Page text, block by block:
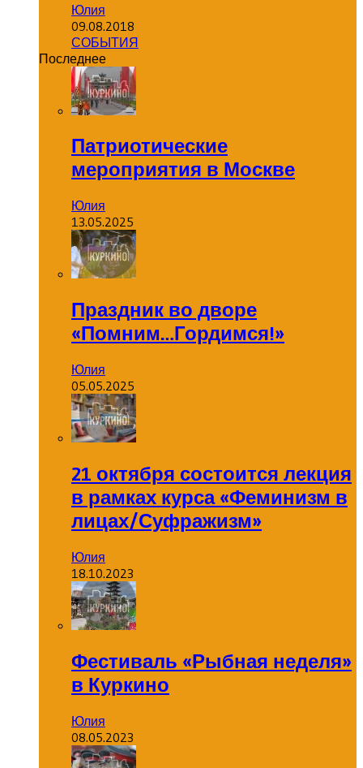
Юлия
09.08.2018
СОБЫТИЯ
Последнее
Патриотические
мероприятия в Москве
Юлия
13.05.2025
Праздник во дворе
«Помним…Гордимся!»
Юлия
05.05.2025
21 октября состоится лекция
в рамках курса «Феминизм в
лицах/Суфражизм»
Юлия
18.10.2023
Фестиваль «Рыбная неделя»
в Куркино
Юлия
08.05.2023